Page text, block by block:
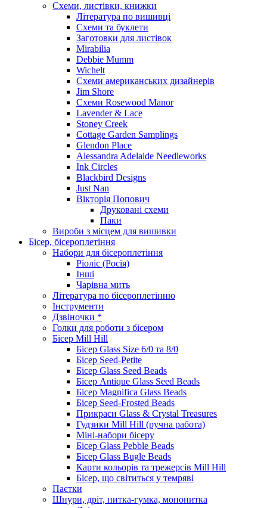
Схеми, листівки, книжки
Література по вишивці
Схеми та буклети
Заготовки для листівок
Mirabilia
Debbie Mumm
Wichelt
Схеми американських дизайнерів
Jim Shore
Cхеми Rosewood Manor
Lavender & Lace
Stoney Creek
Cottage Garden Samplings
Glendon Place
Alessandra Adelaide Needleworks
Ink Circles
Blackbird Designs
Just Nan
Вікторія Попович
Друковані схеми
Паки
Вироби з місцем для вишивки
Бісер, бісероплетіння
Набори для бісероплетіння
Ріоліс (Росія)
Інші
Чарівна мить
Література по бісероплетінню
Інструменти
Дзвіночки *
Голки для роботи з бісером
Бісер Mill Hill
Бісер Glass Size 6/0 та 8/0
Бісер Seed-Petite
Бісер Glass Seed Beads
Бісер Antique Glass Seed Beads
Бісер Magnifica Glass Beads
Бісер Seed-Frosted Beads
Прикраси Glass & Crystal Treasures
Гудзики Mill Hill (ручна работа)
Міні-набори бісеру
Бісер Glass Pebble Beads
Бісер Glass Bugle Beads
Карти кольорів та трежерсів Mill Hill
Бісер, що світиться у темряві
Паєтки
Шнури, дріт, нитка-гумка, мононитка